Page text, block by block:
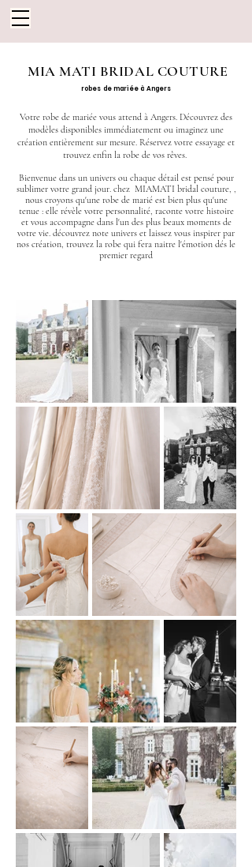
MIA MATI BRIDAL COUTURE
robes de mariée à Angers
Votre robe de mariée vous attend à Angers. Découvrez des
modèles disponibles immédiatement ou imaginez une
création entièrement sur mesure. Réservez votre essayage et
trouvez enfin la robe de vos rêves.
Bienvenue dans un univers ou chaque détail est pensé pour
sublimer votre grand jour. chez MIAMATI bridal couture, ,
nous croyons qu'une robe de marié est bien plus qu'une
tenue : elle révèle votre personnalité, raconte votre histoire
et vous accompagne dans l'un des plus beaux moments de
votre vie. découvrez note univers et laissez vous inspirer par
nos création, trouvez la robe qui fera naitre l'émotion dés le
premier regard